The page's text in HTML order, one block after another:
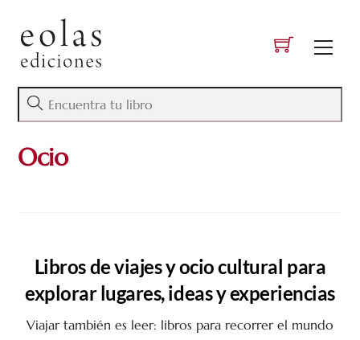
content
Ocio
Libros de viajes y ocio cultural para
explorar lugares, ideas y experiencias
Viajar también es leer: libros para recorrer el mundo